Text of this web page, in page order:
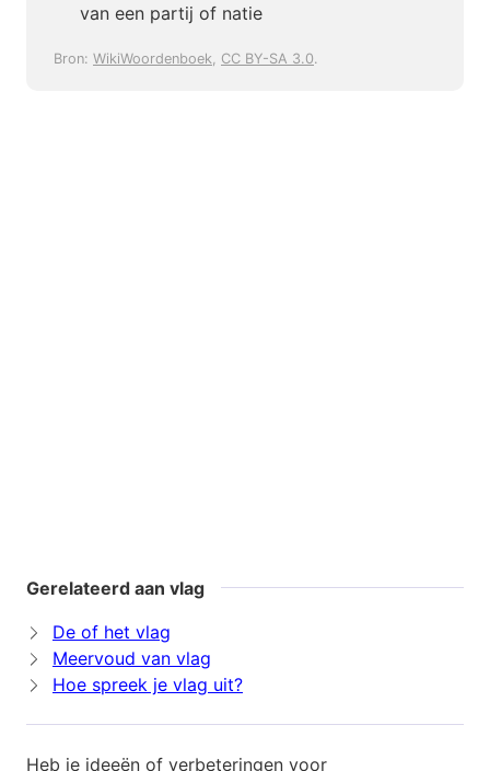
van een partij of natie
Bron: WikiWoordenboek, CC BY-SA 3.0.
Gerelateerd aan vlag
De of het vlag
Meervoud van vlag
Hoe spreek je vlag uit?
Heb je ideeën of verbeteringen voor